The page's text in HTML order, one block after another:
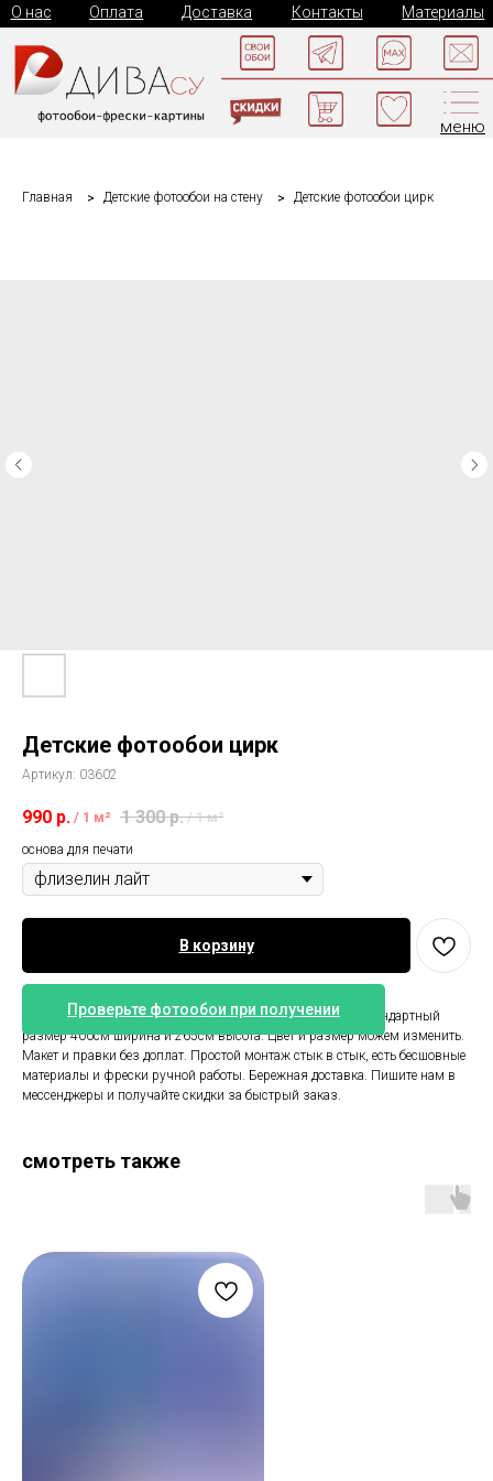
Контакты Материалы
О нас Доставка
Оплата
меню
Главная Детские фотообои на стену Детские фотообои цирк
Детские фотообои цирк
Артикул: 03602
990 р. / 1 м² 1 300 р. / 1 м²
основа для печати
Проверьте фотообои при получении
В корзину
Фотообои с цирковыми животными в детскую комнату. Стандартный
размер 400см ширина и 265см высота. Цвет и размер можем изменить.
Макет и правки без доплат. Простой монтаж стык в стык, есть бесшовные
материалы и фрески ручной работы. Бережная доставка. Пишите нам в
мессенджеры и получайте скидки за быстрый заказ.
смотреть также